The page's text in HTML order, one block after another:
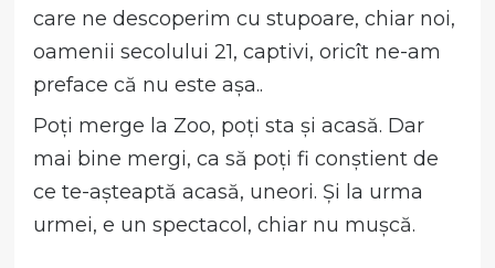
care ne descoperim cu stupoare, chiar noi,
oamenii secolului 21, captivi, oricît ne-am
preface că nu este așa..
Poți merge la Zoo, poți sta și acasă. Dar
mai bine mergi, ca să poți fi conștient de
ce te-așteaptă acasă, uneori. Și la urma
urmei, e un spectacol, chiar nu mușcă.